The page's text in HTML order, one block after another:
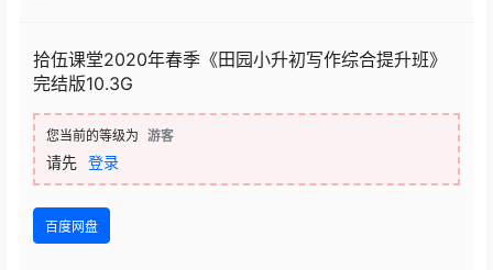
拾伍课堂2020年春季《田园小升初写作综合提升班》
完结版10.3G
您当前的等级为 游客
请先 登录
百度网盘